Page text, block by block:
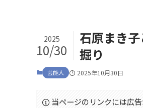
石原まき
掘り
2025
10/30
芸能人 2025年10月30日
当ページのリンクには広告